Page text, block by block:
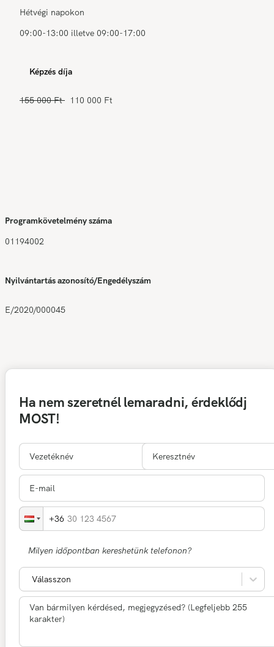
Hétvégi napokon
09:00-13:00 illetve 09:00-17:00
Képzés díja
155 000 Ft 110 000 Ft
Programkövetelmény száma
01194002
Nyilvántartás azonosító/Engedélyszám
E/2020/000045
Ha nem szeretnél lemaradni, érdeklődj
MOST!
30 123 4567
Milyen időpontban kereshetünk telefonon?
Válasszon